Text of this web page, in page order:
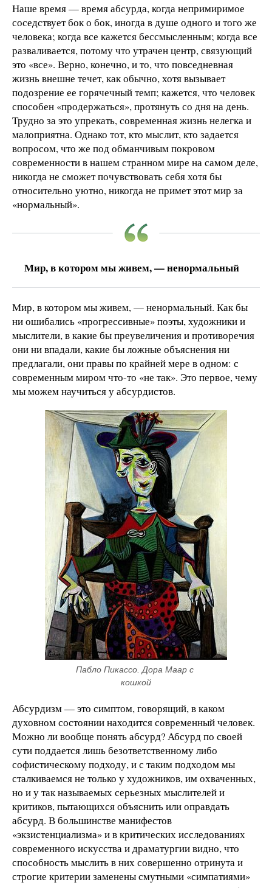
Наше время — время абсурда, когда непримиримое
соседствует бок о бок, иногда в душе одного и того же
человека; когда все кажется бессмысленным; когда все
разваливается, потому что утрачен центр, связующий
это «все». Верно, конечно, и то, что повседневная
жизнь внешне течет, как обычно, хотя вызывает
подозрение ее горячечный темп; кажется, что человек
способен «продержаться», протянуть со дня на день.
Трудно за это упрекать, современная жизнь нелегка и
малоприятна. Однако тот, кто мыслит, кто задается
вопросом, что же под обманчивым покровом
современности в нашем странном мире на самом деле,
никогда не сможет почувствовать себя хотя бы
относительно уютно, никогда не примет этот мир за
«нормальный».
Мир, в котором мы живем, — ненормальный
Мир, в котором мы живем, — ненормальный. Как бы
ни ошибались «прогрессивные» поэты, художники и
мыслители, в какие бы преувеличения и противоречия
они ни впадали, какие бы ложные объяснения ни
предлагали, они правы по крайней мере в одном: с
современным миром что-то «не так». Это первое, чему
мы можем научиться у абсурдистов.
Пабло Пикассо. Дора Маар с
кошкой
Абсурдизм — это симптом, говорящий, в каком
духовном состоянии находится современный человек.
Можно ли вообще понять абсурд? Абсурд по своей
сути поддается лишь безответственному либо
софистическому подходу, и с таким подходом мы
сталкиваемся не только у художников, им охваченных,
но и у так называемых серьезных мыслителей и
критиков, пытающихся объяснить или оправдать
абсурд. В большинстве манифестов
«экзистенциализма» и в критических исследованиях
современного искусства и драматургии видно, что
способность мыслить в них совершенно отринута и
строгие критерии заменены смутными «симпатиями»